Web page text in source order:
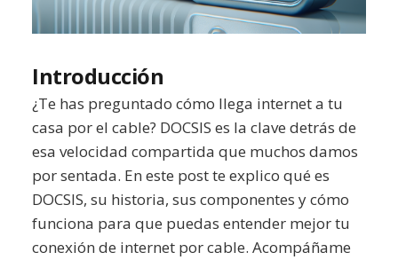
Introducción
¿Te has preguntado cómo llega internet a tu
casa por el cable? DOCSIS es la clave detrás de
esa velocidad compartida que muchos damos
por sentada. En este post te explico qué es
DOCSIS, su historia, sus componentes y cómo
funciona para que puedas entender mejor tu
conexión de internet por cable. Acompáñame